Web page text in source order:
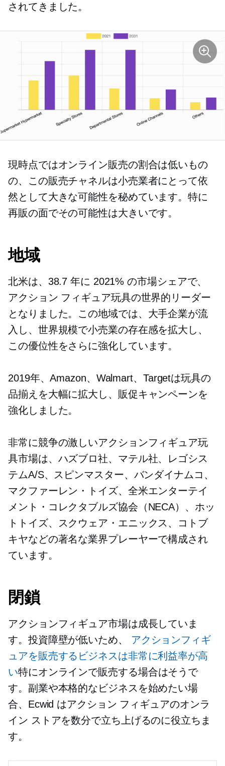
されてきました。
現時点ではオンライン販売の割合は低いもの
の、この販売チャネルは小売業者にとって依
然として大きな可能性を秘めています。特に
再販の面でその可能性は大きいです。
地域
北米は、38.7 年に 2021% の市場シェアで、
アクション フィギュア玩具の世界的リーダー
となりました。この地域では、大手企業が流
入し、世界規模で小売業の存在感を拡大し、
この優位性をさらに強化しています。
2019年、Amazon、Walmart、Targetは玩具の
品揃えを大幅に拡大し、販促キャンペーンを
強化しました。
非常に競争の激しいアクションフィギュア玩
具市場は、ハズブロ社、マテル社、レゴシス
テムA/S、スピンマスター、バンダイナムコ、
マクファーレン・トイズ、全米エンターテイ
メント・コレクタブルズ協会（NECA）、ホッ
トトイズ、スクウェア・エニックス、コトブ
キヤなどの著名な業界プレーヤーで構成され
ています。
閉鎖
アクションフィギュア市場は成長していま
す。投資障壁が低いため、
アクションフィギ
ュアを販売するビジネスは非常に利益率が高
い特にオンラインで販売する場合はそうで
す。副業や本格的なビジネスを始めたい場
合、Ecwid はアクション フィギュアのオンラ
イン ストアを数分で立ち上げるのに役立ちま
す。